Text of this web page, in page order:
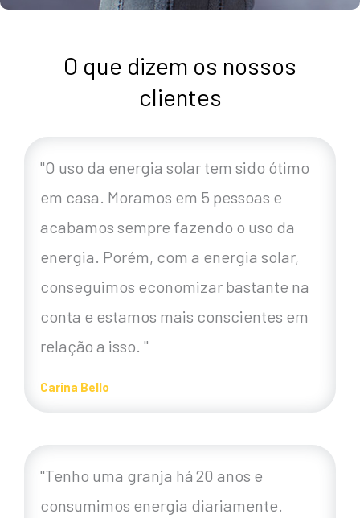
O que dizem os nossos
clientes
"O uso da energia solar tem sido ótimo
em casa. Moramos em 5 pessoas e
acabamos sempre fazendo o uso da
energia. Porém, com a energia solar,
conseguimos economizar bastante na
conta e estamos mais conscientes em
relação a isso. "
Carina Bello
"Tenho uma granja há 20 anos e
consumimos energia diariamente.